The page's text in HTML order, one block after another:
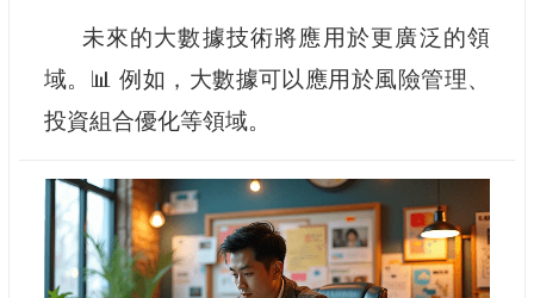
未來的大數據技術將應用於更廣泛的領
域。📊 例如，大數據可以應用於風險管理、
投資組合優化等領域。